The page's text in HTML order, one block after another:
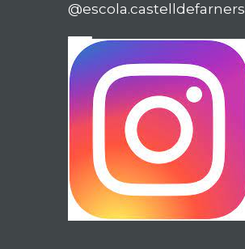
@escola.castelldefarners